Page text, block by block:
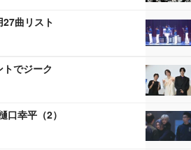
27曲リスト
でジーク
口幸平（2）